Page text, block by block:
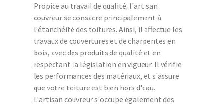
Propice au travail de qualité, l'artisan
couvreur se consacre principalement à
l'étanchéité des toitures. Ainsi, il effectue les
travaux de couvertures et de charpentes en
bois, avec des produits de qualité et en
respectant la législation en vigueur. Il vérifie
les performances des matériaux, et s'assure
que votre toiture est bien hors d'eau.
L'artisan couvreur s'occupe également des